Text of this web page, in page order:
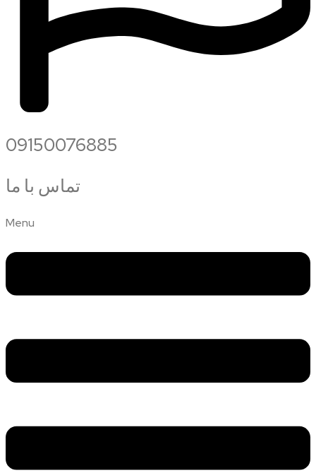
09150076885
تماس با ما
Menu